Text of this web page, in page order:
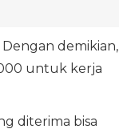
demikian,
untuk kerja
diterima bisa